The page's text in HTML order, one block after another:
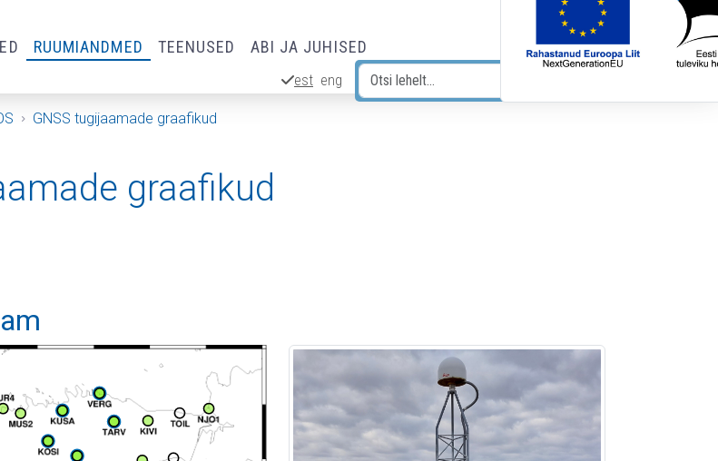
RUUMIANDMED TEENUSED ABI JA JUHISED
est eng
GNSS tugijaamade graafikud
graafikud